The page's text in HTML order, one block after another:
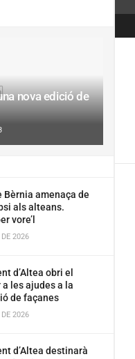
nova edició de
Bèrnia amenaça de
als alteans.
vore’l
2026
d’Altea obri el
les ajudes a la
de façanes
2026
d’Altea destinarà